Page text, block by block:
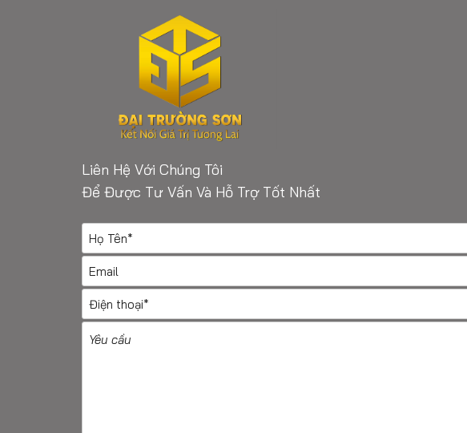
Liên Hệ Với Chúng Tôi
Để Được Tư Vấn Và Hỗ Trợ Tốt Nhất